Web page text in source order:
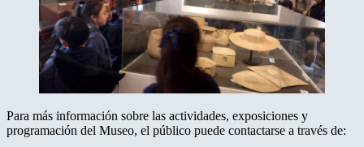
Para más información sobre las actividades, exposiciones y
programación del Museo, el público puede contactarse a través de: